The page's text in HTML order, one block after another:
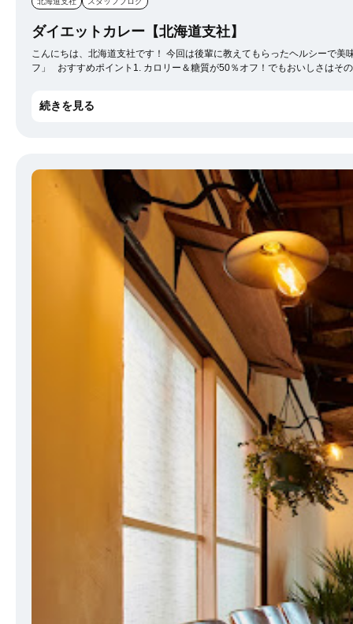
ダイエットカレー【北海道支社】
こんにちは、北海道支社です！ 今回は後輩に教えてもらったヘルシーで美味しいダイエットカレーを紹介します！ カレーと言えば、食卓の定番メニュー。 でも、カロリーや糖質が気になることもありますよね。 そこでおすすめなのがバーモンドカレーの粉末版「カロリー・糖質50％オ
フ」 おすすめポイント1. カロリー＆糖質が50％オフ！でもおいしさはそのまま バーモンドカレーはまろやかで甘みのある味わいが特徴。 粉末タイプでカロリーと糖質を半分にカットしても、しっかりおいしさはそのままと引き継がれています。 食事制限中の方や健康志向の方も気軽に楽
続きを見る